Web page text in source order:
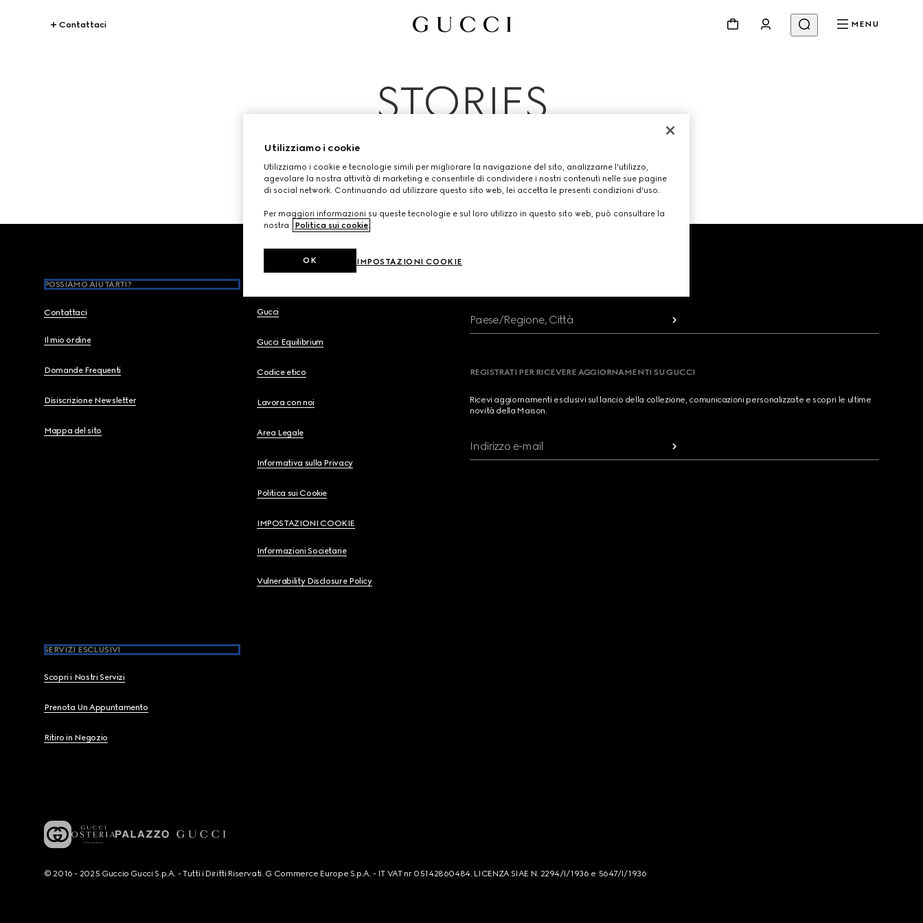
Contattaci MENU
STORIES
Footer
POSSIAMO AIUTARTI?
Contattaci
Il mio ordine
Domande Frequenti
Disiscrizione Newsletter
Mappa del sito
Gucci
Gucci Equilibrium
Codice etico
Lavora con noi
Area Legale
Informativa sulla Privacy
Politica sui Cookie
IMPOSTAZIONI COOKIE
Informazioni Societarie
Vulnerability Disclosure Policy
SERVIZI ESCLUSIVI
Scopri i Nostri Servizi
Prenota Un Appuntamento
Ritiro in Negozio
Paese/Regione, Città
REGISTRATI PER RICEVERE AGGIORNAMENTI SU GUCCI
Ricevi aggiornamenti esclusivi sul lancio della collezione, comunicazioni personalizzate e scopri le ultime
novità della Maison.
Indirizzo e-mail
© 2016 - 2025 Guccio Gucci S.p.A. - Tutti i Diritti Riservati. G Commerce Europe S.p.A. - IT VAT nr 05142860484. LICENZA SIAE N. 2294/I/1936 e 5647/I/1936
Utilizziamo i cookie
Utilizziamo i cookie e tecnologie simili per migliorare la navigazione del sito, analizzarne l'utilizzo,
agevolare la nostra attività di marketing e consentirle di condividere i nostri contenuti nelle sue pagine
di social network. Continuando ad utilizzare questo sito web, lei accetta le presenti condizioni d'uso.
Per maggiori informazioni su queste tecnologie e sul loro utilizzo in questo sito web, può consultare la
nostra
Politica sui cookie.
IMPOSTAZIONI COOKIE
OK